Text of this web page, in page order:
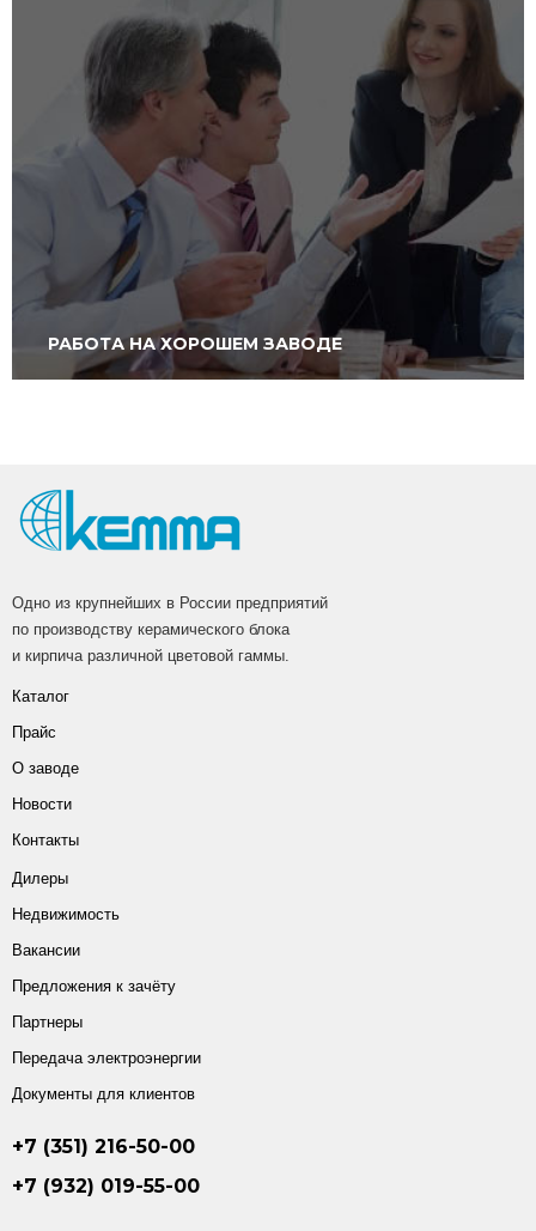
РАБОТА НА ХОРОШЕМ ЗАВОДЕ
Одно из крупнейших в России предприятий
по производству керамического блока
и кирпича различной цветовой гаммы.
Каталог
Прайс
О заводе
Новости
Контакты
Дилеры
Недвижимость
Вакансии
Предложения к зачёту
Партнеры
Передача электроэнергии
Документы для клиентов
+7 (351) 216-50-00
+7 (932) 019-55-00